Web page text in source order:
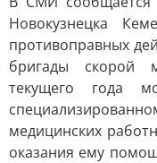
Новокузнецка
противоправных
бригады скорой
текущего года
медицинских
оказания ему